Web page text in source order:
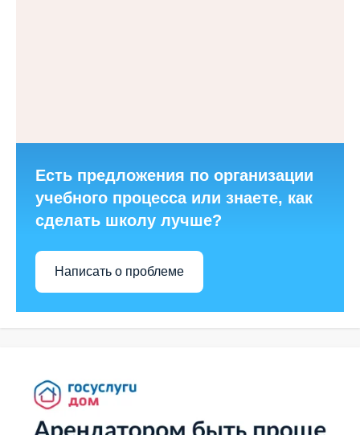
Есть предложения по организации
учебного процесса или знаете, как
сделать школу лучше?
Написать о проблеме